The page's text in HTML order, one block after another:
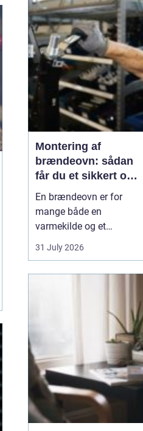
For mange i Aalborg er
mobilen helt central i
både arbejde, studie og
hverdag. Derfor
Montering af
brændeovn: sådan
får du et sikkert og
smukt resultat
En brændeovn er for
mange både en
varmekilde og et
samlingspunkt i
hjemmet. Flammerne
brændeovn er ikke noget,
man bør kaste sig ud i
planl&ae...
31 July 2026